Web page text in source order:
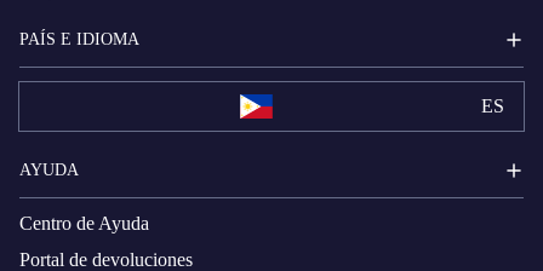
PAÍS E IDIOMA
ES
AYUDA
Centro de Ayuda
Portal de devoluciones